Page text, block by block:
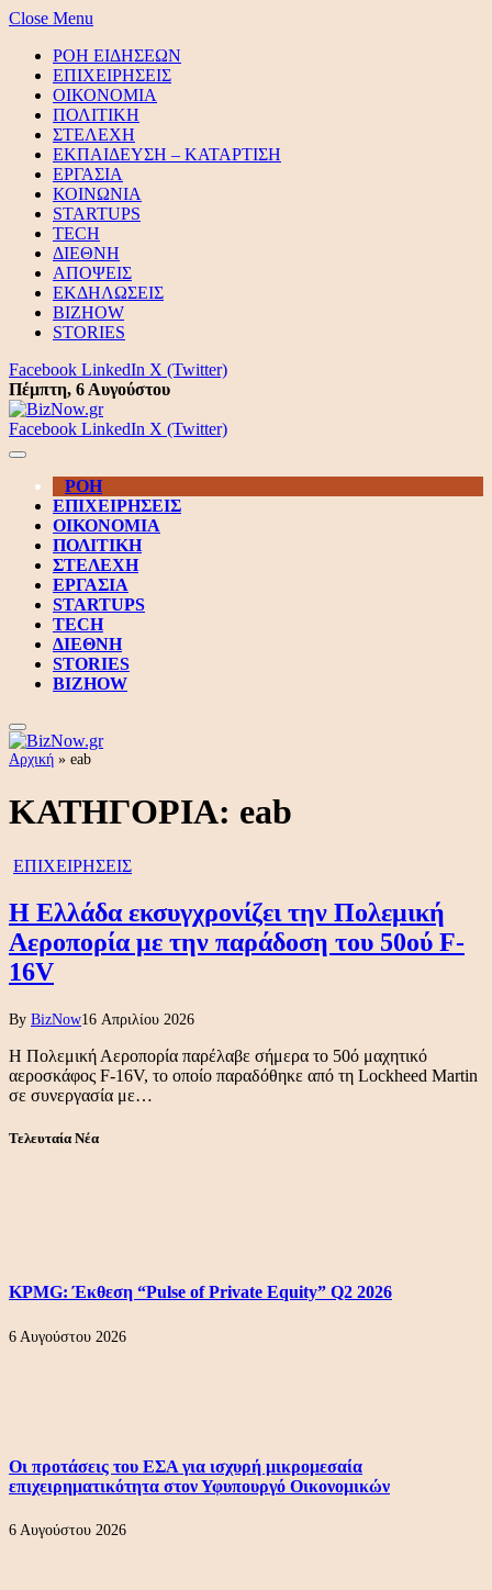
Close Menu
ΡΟΗ ΕΙΔΗΣΕΩΝ
ΕΠΙΧΕΙΡΗΣΕΙΣ
ΟΙΚΟΝΟΜΙΑ
ΠΟΛΙΤΙΚΗ
ΣΤΕΛΕΧΗ
ΕΚΠΑΙΔΕΥΣΗ – ΚΑΤΑΡΤΙΣΗ
ΕΡΓΑΣΙΑ
ΚΟΙΝΩΝΙΑ
STARTUPS
TECH
ΔΙΕΘΝΗ
ΑΠΟΨΕΙΣ
ΕΚΔΗΛΩΣΕΙΣ
BIZHOW
STORIES
Facebook LinkedIn X (Twitter)
Πέμπτη, 6 Αυγούστου
Facebook LinkedIn X (Twitter)
ΡΟΗ
ΕΠΙΧΕΙΡΗΣΕΙΣ
ΟΙΚΟΝΟΜΙΑ
ΠΟΛΙΤΙΚΗ
ΣΤΕΛΕΧΗ
ΕΡΓΑΣΙΑ
STARTUPS
TECH
ΔΙΕΘΝΗ
STORIES
BIZHOW
Αρχική » eab
ΚΑΤΗΓΟΡΙΑ: eab
ΕΠΙΧΕΙΡΗΣΕΙΣ
Η Ελλάδα εκσυγχρονίζει την Πολεμική
Αεροπορία με την παράδοση του 50ού F-
16V
By BizNow16 Απριλίου 2026
Η Πολεμική Αεροπορία παρέλαβε σήμερα το 50ό μαχητικό
αεροσκάφος F-16V, το οποίο παραδόθηκε από τη Lockheed Martin
σε συνεργασία με…
Τελευταία Νέα
KPMG: Έκθεση “Pulse of Private Equity” Q2 2026
6 Αυγούστου 2026
Οι προτάσεις του ΕΣΑ για ισχυρή μικρομεσαία
επιχειρηματικότητα στον Υφυπουργό Οικονομικών
6 Αυγούστου 2026